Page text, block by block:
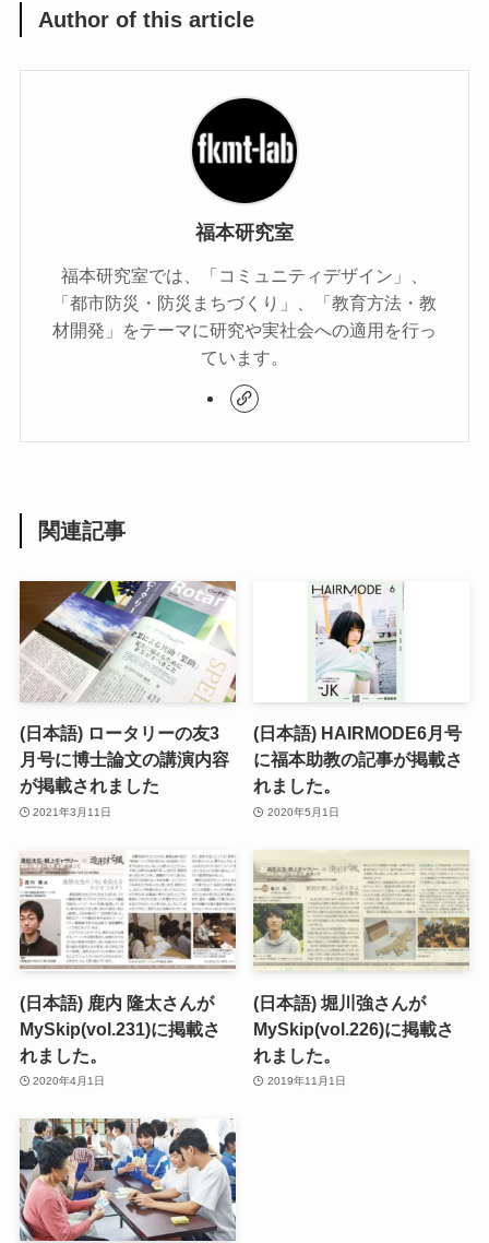
Author of this article
福本研究室
福本研究室では、「コミュニティデザイン」、
「都市防災・防災まちづくり」、「教育方法・教
材開発」をテーマに研究や実社会への適用を行っ
ています。
関連記事
(日本語) ロータリーの友3
月号に博士論文の講演内容
が掲載されました
2021年3月11日
(日本語) HAIRMODE6月号
に福本助教の記事が掲載さ
れました。
2020年5月1日
(日本語) 鹿内 隆太さんが
MySkip(vol.231)に掲載さ
れました。
2020年4月1日
(日本語) 堀川強さんが
MySkip(vol.226)に掲載さ
れました。
2019年11月1日